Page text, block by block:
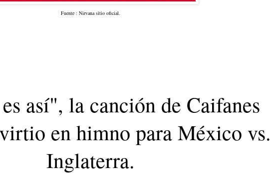
Fuente : Nirvana sitio oficial.
así", la canción de Caifanes
en himno para México vs.
Inglaterra.